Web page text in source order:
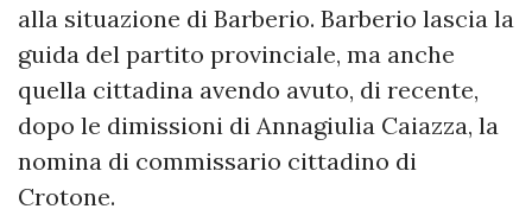
alla situazione di Barberio. Barberio lascia la
guida del partito provinciale, ma anche
quella cittadina avendo avuto, di recente,
dopo le dimissioni di Annagiulia Caiazza, la
nomina di commissario cittadino di
Crotone.